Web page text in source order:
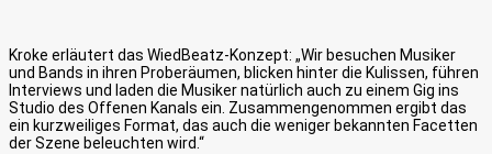
Kroke erläutert das WiedBeatz-Konzept: „Wir besuchen Musiker
und Bands in ihren Proberäumen, blicken hinter die Kulissen, führen
Interviews und laden die Musiker natürlich auch zu einem Gig ins
Studio des Offenen Kanals ein. Zusammengenommen ergibt das
ein kurzweiliges Format, das auch die weniger bekannten Facetten
der Szene beleuchten wird.“